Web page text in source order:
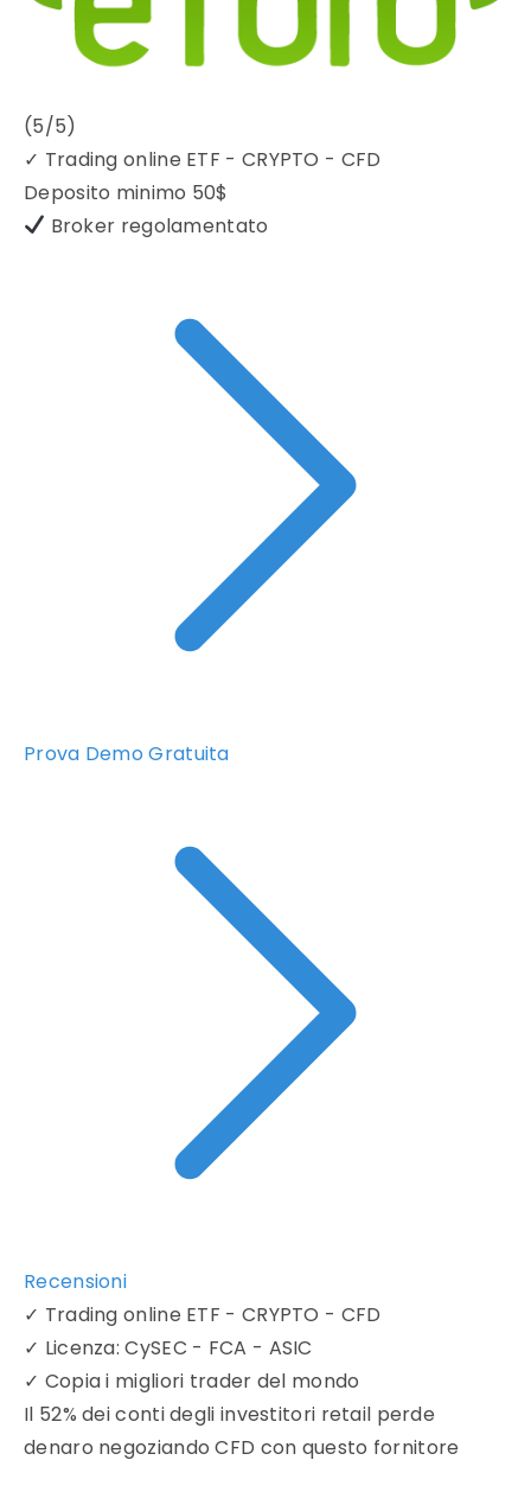
(5/5)
✓ Trading online ETF - CRYPTO - CFD
Deposito minimo 50$
Broker regolamentato
Prova Demo Gratuita
Recensioni
✓ Trading online ETF - CRYPTO - CFD
✓ Licenza: CySEC - FCA - ASIC
✓ Copia i migliori trader del mondo
Il 52% dei conti degli investitori retail perde
denaro negoziando CFD con questo fornitore